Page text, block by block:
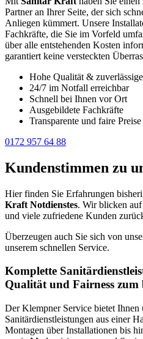
Partner an Ihrer Seite, der sich
Anliegen kümmert. Unsere
Fachkräfte, die Sie im Vorfeld
über alle entstehenden Kosten
garantiert keine versteckten
Hohe Qualität &
24/7 im Notfall erreichbar
Schnell bei Ihnen vor Ort
Ausgebildete Fachkräfte
Transparente und faire Preise
0172 957 64 88
Kundenstimmen zu
Hier finden Sie Erfahrungen
Kraft Notdienstes. Wir blicken
und viele zufriedene Kunden
Überzeugen auch Sie sich von
unserem schnellen Service.
Komplette
Qualität und Fairness zum
Der Klempner Service bietet Ihnen
Sanitärdienstleistungen aus einer
Montagen über Installationen bis